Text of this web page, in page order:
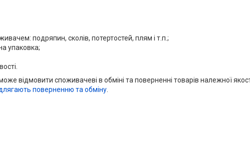
подряпин, сколів, потертостей, плям і т.п.;
упаковка;
відмовити споживачеві в обміні та поверненні товарів належної
поверненню та обміну